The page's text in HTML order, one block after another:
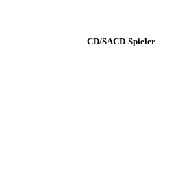
CD/SACD-Spieler